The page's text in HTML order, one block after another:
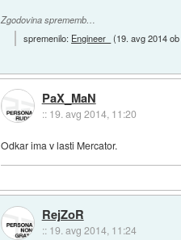
Zgodovina sprememb…
spremenilo: Engineer_ (19. avg 2014
PaX_MaN
:: 19. avg 2014, 11:20
Odkar ima v lasti Mercator.
RejZoR
:: 19. avg 2014, 11:24